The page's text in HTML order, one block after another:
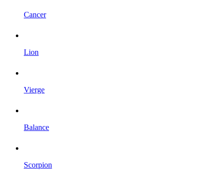
Cancer
Lion
Vierge
Balance
Scorpion